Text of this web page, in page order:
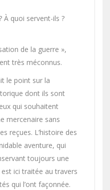
À quoi servent-ils ?
de la guerre »,
très méconnus.
le point sur la
dont ils sont
qui souhaitent
mercenaire sans
reçues. L’histoire des
aventure, qui
toujours une
ici traitée au travers
qui l’ont façonnée.